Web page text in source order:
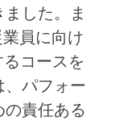
した。ま
員に向け
コースを
パフォー
責任ある